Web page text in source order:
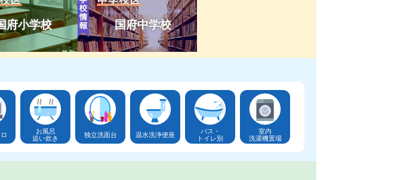
府小学校 国府中学校
お風呂
追い炊き
独立洗面台 温水洗浄便座
バス・
トイレ別
室内
洗濯機置場